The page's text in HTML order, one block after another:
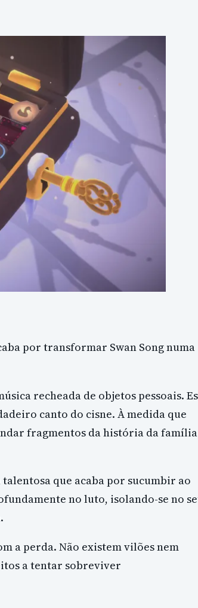
por transformar Swan Song numa
recheada de objetos pessoais.
canto do cisne. À medida que
fragmentos da história da família
que acaba por sucumbir ao
no luto, isolando-se no
a perda. Não existem vilões nem
a tentar sobreviver